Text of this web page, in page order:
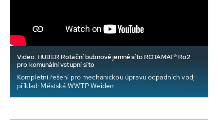
Video: HUBER Rotační bubnové jemné síto ROTAMAT® Ro2
pro komunální vstupní síto
Kompletní řešení pro mechanickou úpravu odpadních vod;
příklad: Městská WWTP Weiden